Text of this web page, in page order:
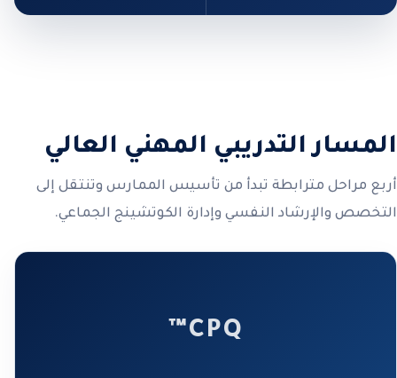
المسار التدريبي المهني العالي
أربع مراحل مترابطة تبدأ من تأسيس الممارس وتنتقل إلى
التخصص والإرشاد النفسي وإدارة الكوتشينج الجماعي.
CPQ™